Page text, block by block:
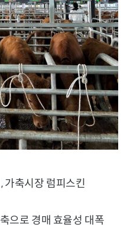
가축시장 럼피스킨
으로 경매 효율성 대폭